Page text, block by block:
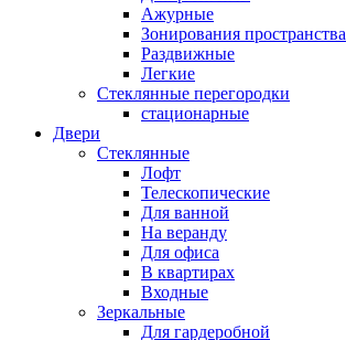
Ажурные
Зонирования пространства
Раздвижные
Легкие
Стеклянные перегородки
стационарные
Двери
Стеклянные
Лофт
Телескопические
Для ванной
На веранду
Для офиса
В квартирах
Входные
Зеркальные
Для гардеробной